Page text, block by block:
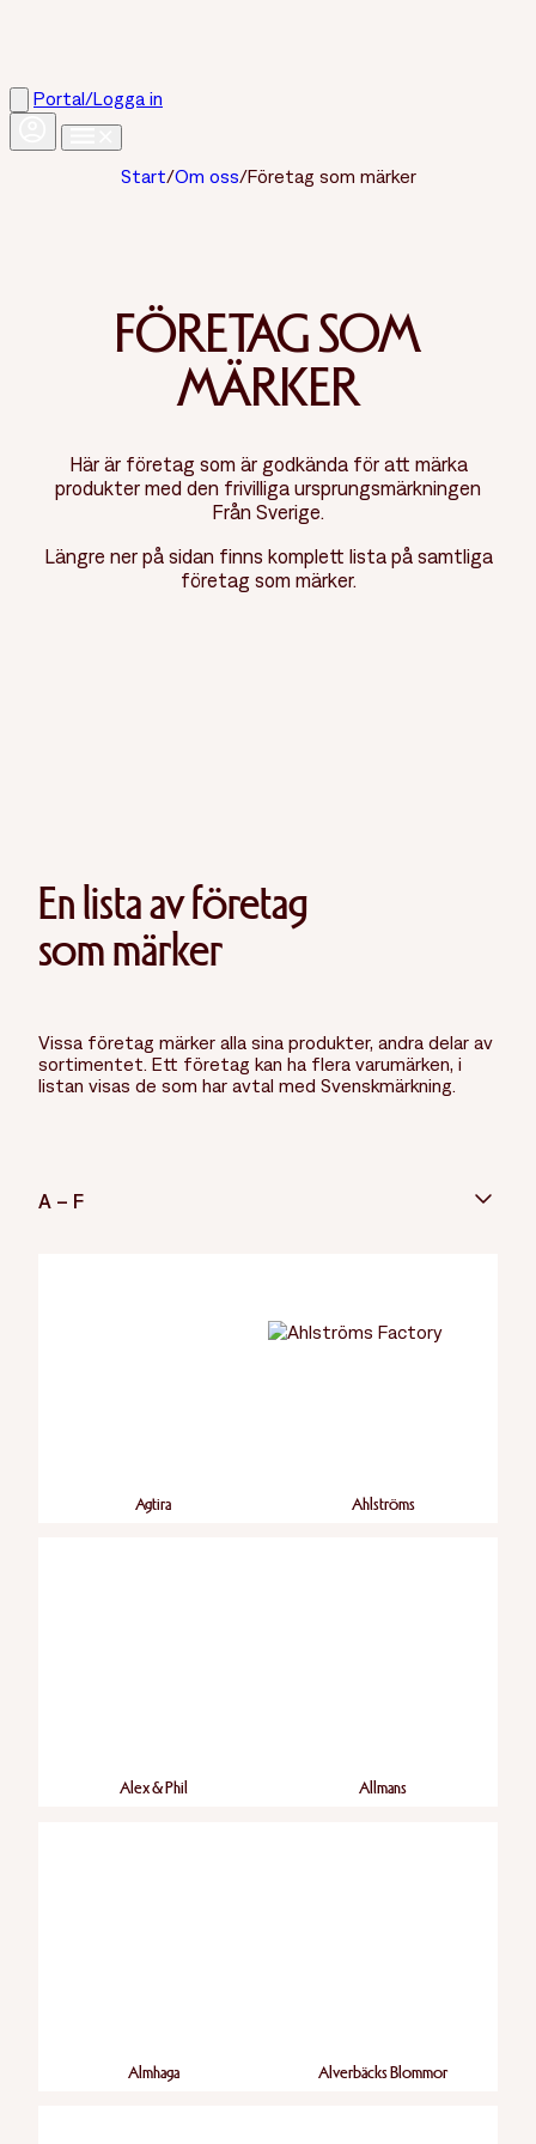
Portal/Logga in
Start/Om oss/Företag som märker
FÖRETAG SOM
MÄRKER
Här är företag som är godkända för att märka
produkter med den frivilliga ursprungsmärkningen
Från Sverige.
Längre ner på sidan finns komplett lista på samtliga
företag som märker.
En lista av företag
som märker
Vissa företag märker alla sina produkter, andra delar av
sortimentet. Ett företag kan ha flera varumärken, i
listan visas de som har avtal med Svenskmärkning.
A – F
Agtira Ahlströms
Alex & Phil Allmans
Almhaga Alverbäcks Blommor